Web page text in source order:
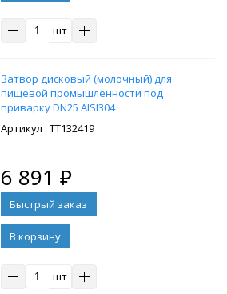
шт
Затвор дисковый (молочный) для
пищевой промышленности под
приварку DN25 AISI304
: ТТ132419
6 891 ₽
В корзину
шт